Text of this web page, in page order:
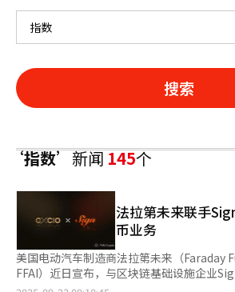
搜索
‘指数’新闻145个
法拉第未来联手
币业务
美国电动汽车制造商法拉第未来（Faraday
FFAI）近日宣布，与区块链基础设施企业
议。双方将在企业应用集成（EAI）创新、数